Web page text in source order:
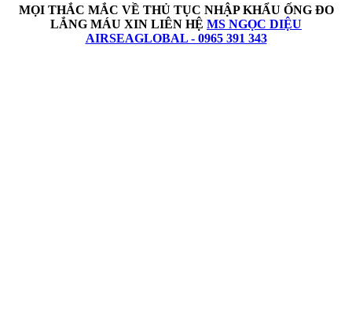
MỌI THẮC MẮC VỀ THỦ TỤC NHẬP KHẨU ỐNG ĐO
LẮNG MÁU XIN LIÊN HỆ MS NGỌC DIỆU
AIRSEAGLOBAL - 0965 391 343